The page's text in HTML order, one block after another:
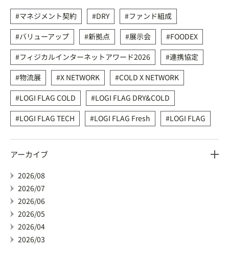
マネジメント契約 DRY
ファンド組成
バリューアップ
新拠点 展示会
FOODEX
フィジカルインターネットアワード2026
連携協定
物流展
X NETWORK
COLD X NETWORK
LOGI FLAG COLD
LOGI FLAG DRY&COLD
LOGI FLAG TECH
LOGI FLAG Fresh LOGI FLAG
アーカイブ
2026/08
2026/07
2026/06
2026/05
2026/04
2026/03